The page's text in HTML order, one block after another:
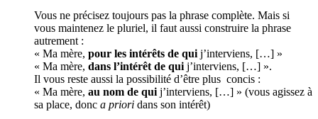
Vous ne précisez toujours pas la phrase complète. Mais si
vous maintenez le pluriel, il faut aussi construire la phrase
autrement :
« Ma mère, pour les intérêts de qui j’interviens, […] »
« Ma mère, dans l’intérêt de qui j’interviens, […] ».
Il vous reste aussi la possibilité d’être plus concis :
« Ma mère, au nom de qui j’interviens, […] » (vous agissez à
sa place, donc a priori dans son intérêt)